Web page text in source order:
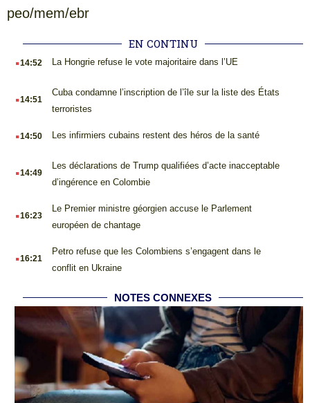
peo/mem/ebr
EN CONTINU
.14:52 La Hongrie refuse le vote majoritaire dans l’UE
.14:51
Cuba condamne l’inscription de l’île sur la liste des États
terroristes
.14:50 Les infirmiers cubains restent des héros de la santé
.14:49
Les déclarations de Trump qualifiées d’acte inacceptable
d’ingérence en Colombie
.16:23
Le Premier ministre géorgien accuse le Parlement
européen de chantage
.16:21
Petro refuse que les Colombiens s’engagent dans le
conflit en Ukraine
NOTES CONNEXES